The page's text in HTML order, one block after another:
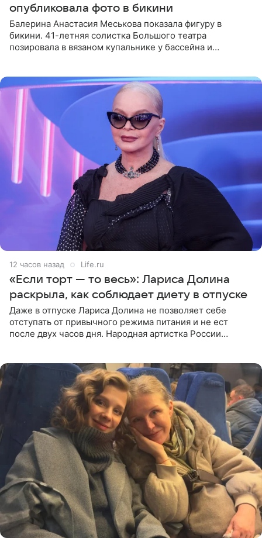
опубликовала фото в бикини
Балерина Анастасия Меськова показала фигуру в
бикини. 41-летняя солистка Большого театра
позировала в вязаном купальнике у бассейна и
12 часов назад Life.ru
«Если торт — то весь»: Лариса Долина
раскрыла, как соблюдает диету в отпуске
Даже в отпуске Лариса Долина не позволяет себе
отступать от привычного режима питания и не ест
после двух часов дня. Народная артистка России